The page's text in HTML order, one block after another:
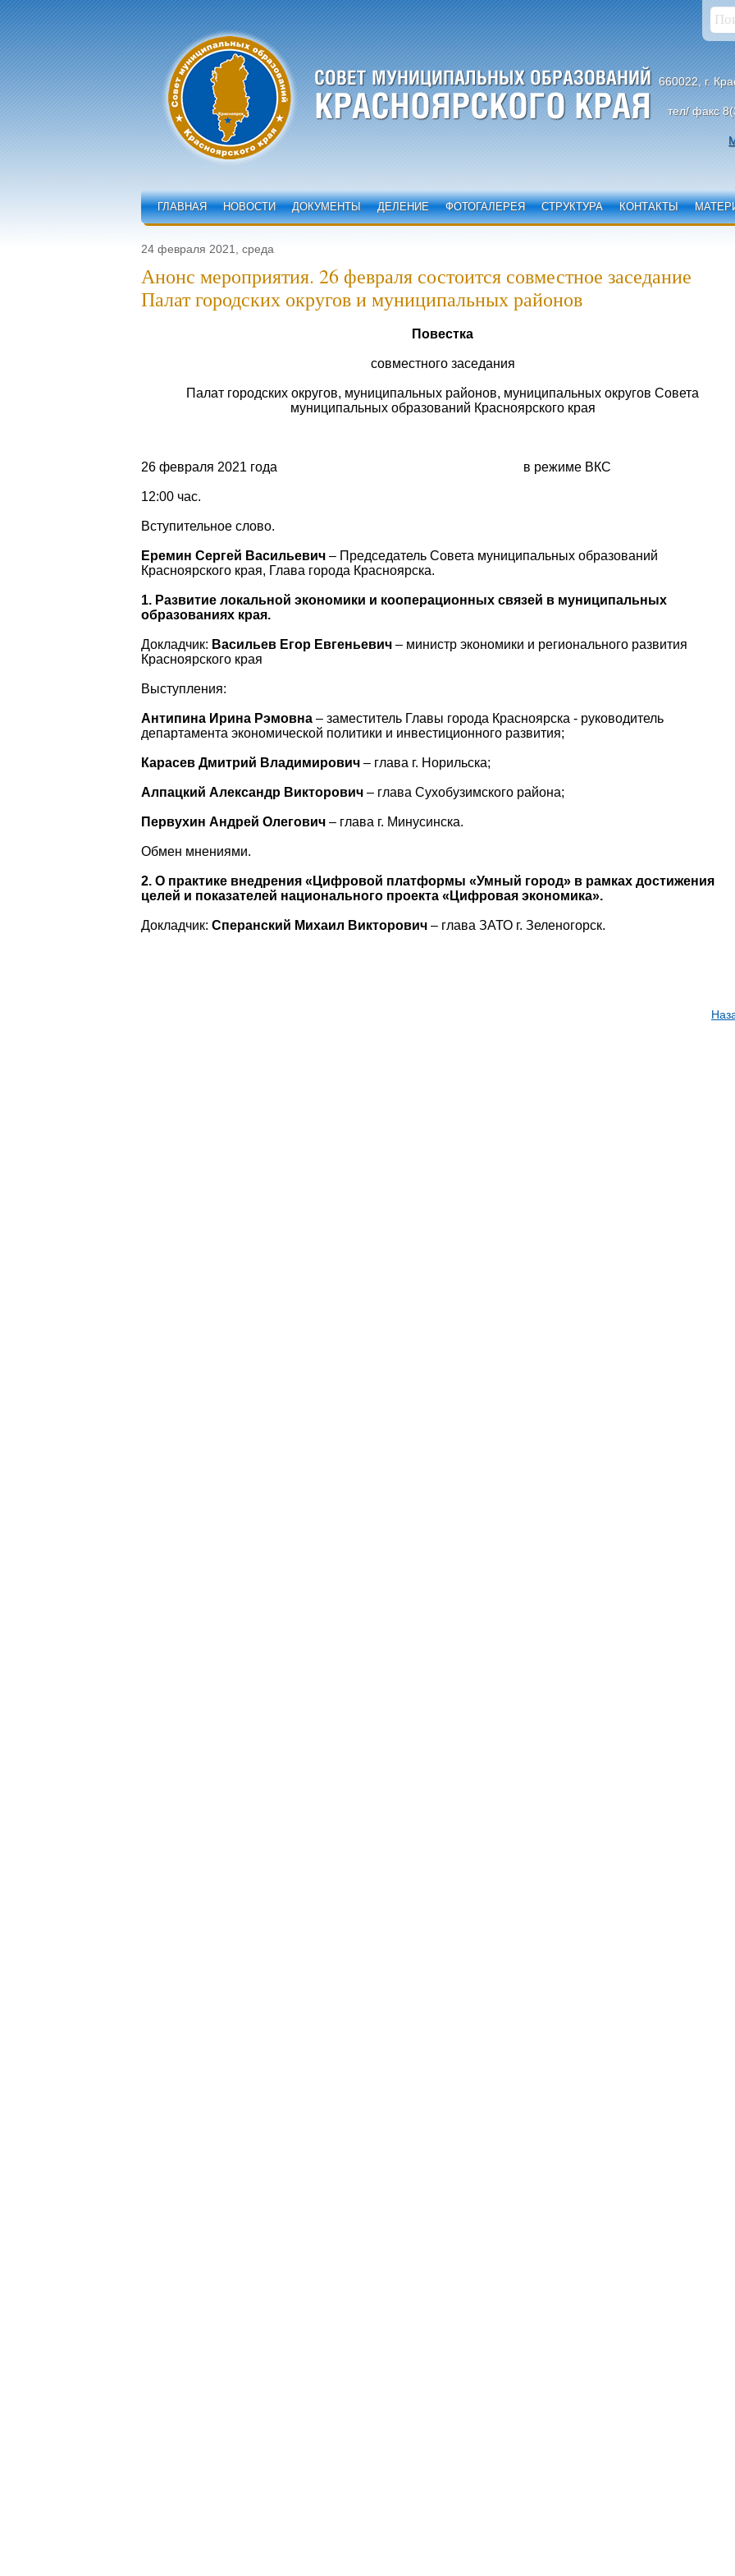
660022, г.
тел/ факс
ГЛАВНАЯ НОВОСТИ ДОКУМЕНТЫ ДЕЛЕНИЕ ФОТОГАЛЕРЕЯ СТРУКТУРА КОНТАКТЫ
24 февраля 2021, среда
Анонс мероприятия. 26 февраля состоится совместное заседание
Палат городских округов и муниципальных районов
Повестка
совместного заседания
Палат городских округов, муниципальных районов, муниципальных округов Совета
муниципальных образований Красноярского края
26 февраля 2021 года в режиме ВКС
12:00 час.
Вступительное слово.
Еремин Сергей Васильевич – Председатель Совета муниципальных образований
Красноярского края, Глава города Красноярска.
1. Развитие локальной экономики и кооперационных связей в муниципальных
образованиях края.
Докладчик: Васильев Егор Евгеньевич – министр экономики и регионального развития
Красноярского края
Выступления:
Антипина Ирина Рэмовна – заместитель Главы города Красноярска - руководитель
департамента экономической политики и инвестиционного развития;
Карасев Дмитрий Владимирович – глава г. Норильска;
Алпацкий Александр Викторович – глава Сухобузимского района;
Первухин Андрей Олегович – глава г. Минусинска.
Обмен мнениями.
2. О практике внедрения «Цифровой платформы «Умный город» в рамках достижения
целей и показателей национального проекта «Цифровая экономика».
Докладчик: Сперанский Михаил Викторович – глава ЗАТО г. Зеленогорск.